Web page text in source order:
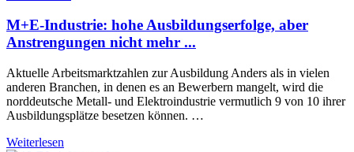
M+E-Industrie: hohe Ausbildungserfolge, aber
Anstrengungen nicht mehr ...
Aktuelle Arbeitsmarktzahlen zur Ausbildung Anders als in vielen
anderen Branchen, in denen es an Bewerbern mangelt, wird die
norddeutsche Metall- und Elektroindustrie vermutlich 9 von 10 ihrer
Ausbildungsplätze besetzen können. …
Weiterlesen